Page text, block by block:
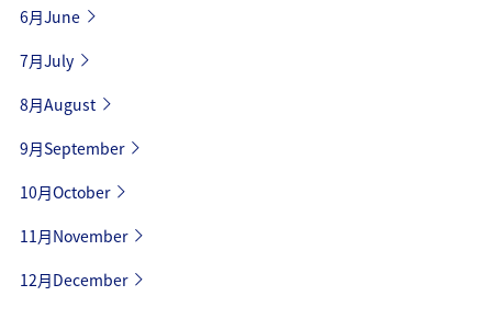
6月June
7月July
8月August
9月September
10月October
11月November
12月December